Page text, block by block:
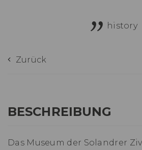
history
Zurück
BESCHREIBUNG
Das Museum der Solandrer